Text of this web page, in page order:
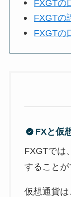
FXGTの
FXGTの
FXGTの
FXと仮
FXGTでは
することが
仮想通貨